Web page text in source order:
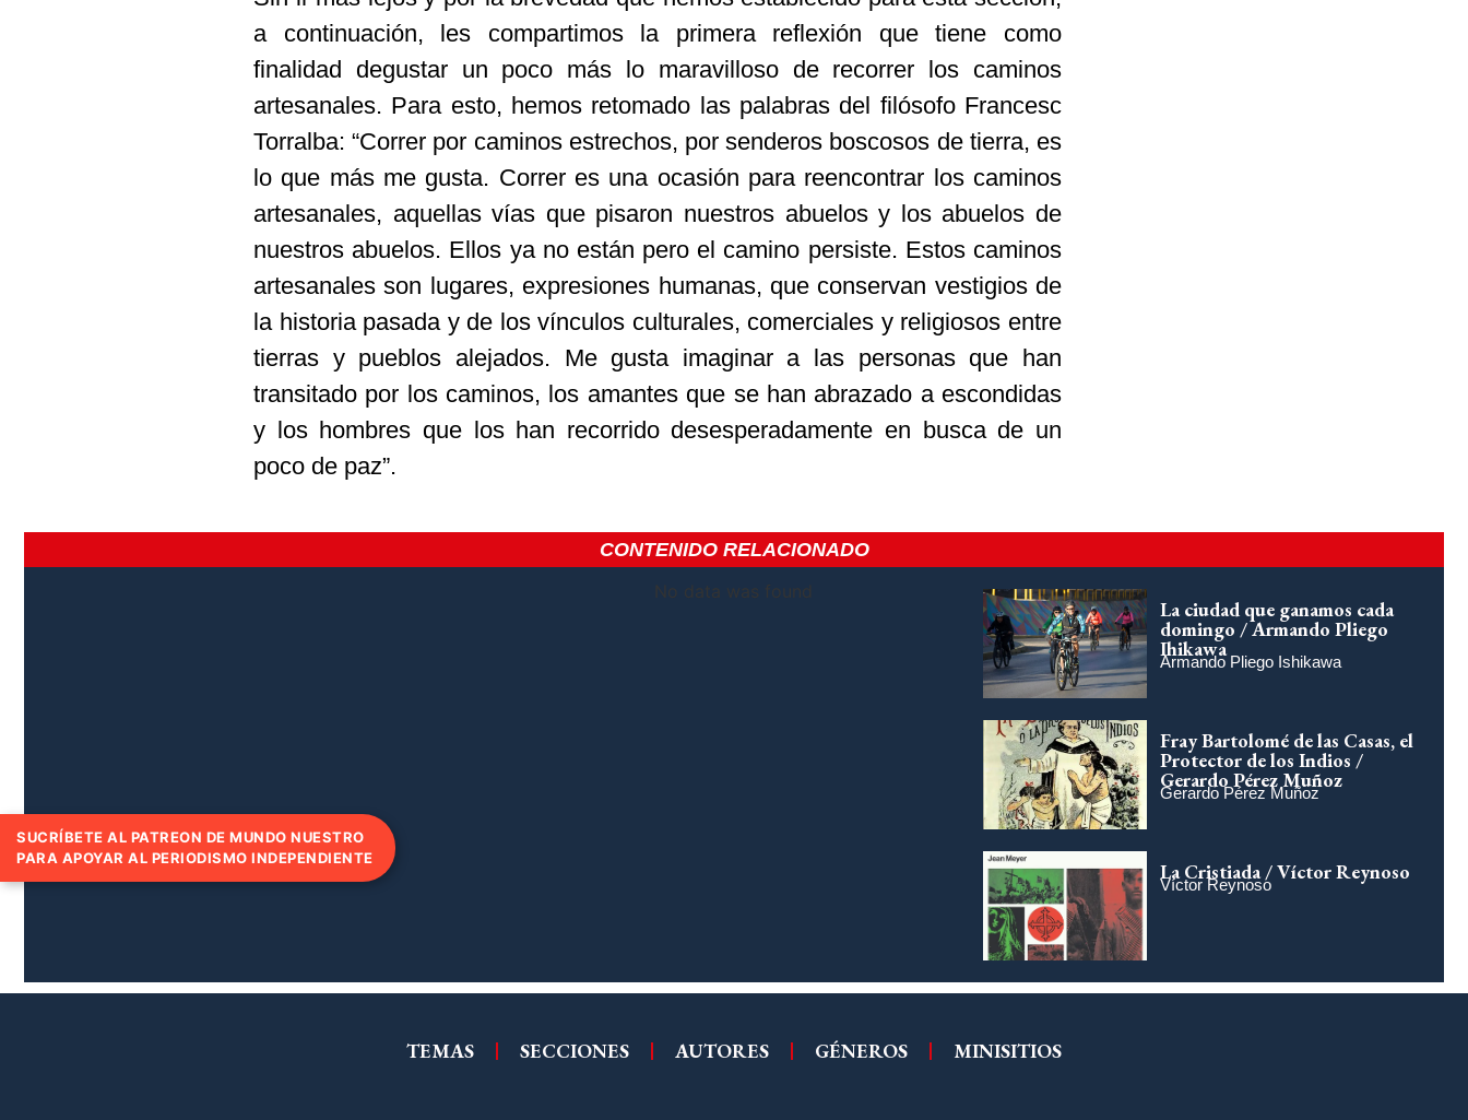
a continuación, les compartimos la primera reflexión que tiene como
finalidad degustar un poco más lo maravilloso de recorrer los caminos
artesanales. Para esto, hemos retomado las palabras del filósofo Francesc
Torralba: “Correr por caminos estrechos, por senderos boscosos de tierra, es
lo que más me gusta. Correr es una ocasión para reencontrar los caminos
artesanales, aquellas vías que pisaron nuestros abuelos y los abuelos de
nuestros abuelos. Ellos ya no están pero el camino persiste. Estos caminos
artesanales son lugares, expresiones humanas, que conservan vestigios de
la historia pasada y de los vínculos culturales, comerciales y religiosos entre
tierras y pueblos alejados. Me gusta imaginar a las personas que han
transitado por los caminos, los amantes que se han abrazado a escondidas
y los hombres que los han recorrido desesperadamente en busca de un
poco de paz”.
CONTENIDO RELACIONADO
No data was found
La ciudad que ganamos cada
domingo / Armando Pliego
Ihikawa
Armando Pliego Ishikawa
Fray Bartolomé de las Casas, el
Protector de los Indios /
Gerardo Pérez Muñoz
Gerardo Pérez Muñoz
La Cristiada / Víctor Reynoso
Víctor Reynoso
TEMAS SECCIONES AUTORES GÉNEROS MINISITIOS
SUCRÍBETE AL PATREON DE MUNDO NUESTRO
PARA APOYAR AL PERIODISMO INDEPENDIENTE